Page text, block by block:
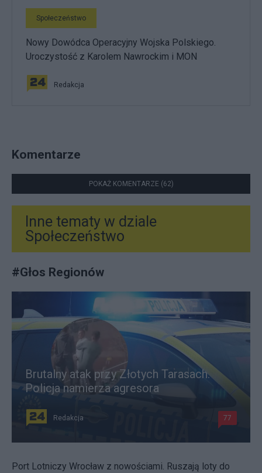
Społeczeństwo
Nowy Dowódca Operacyjny Wojska Polskiego.
Uroczystość z Karolem Nawrockim i MON
Redakcja
Komentarze
POKAŻ KOMENTARZE (62)
Inne tematy w dziale
Społeczeństwo
#Głos Regionów
Brutalny atak przy Złotych Tarasach.
Policja namierza agresora
Redakcja 77
Port Lotniczy Wrocław z nowościami. Ruszają loty do